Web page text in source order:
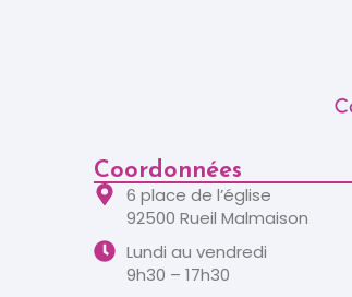
Coordonnées
6 place de l’église
92500 Rueil Malmaison
Lundi au vendredi
9h30 – 17h30